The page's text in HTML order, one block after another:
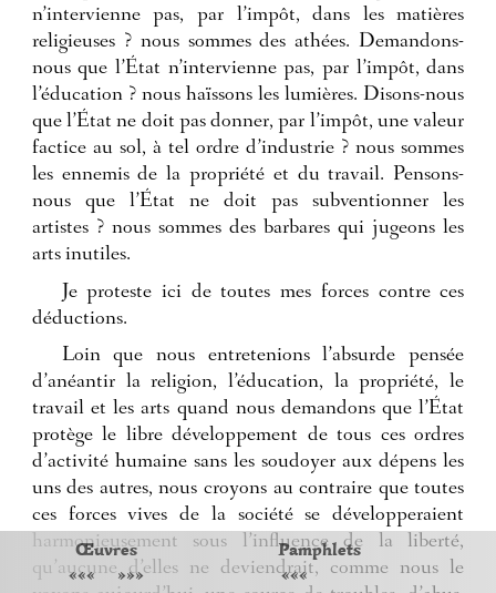
n’intervienne pas, par l’impôt, dans les matières
religieuses ? nous sommes des athées. Demandons-
nous que l’État n’intervienne pas, par l’impôt, dans
l’éducation ? nous haïssons les lumières. Disons-nous
que l’État ne doit pas donner, par l’impôt, une valeur
factice au sol, à tel ordre d’industrie ? nous sommes
les ennemis de la propriété et du travail. Pensons-
nous que l’État ne doit pas subventionner les
artistes ? nous sommes des barbares qui jugeons les
arts inutiles.
Je proteste ici de toutes mes forces contre ces
déductions.
Loin que nous entretenions l’absurde pensée
d’anéantir la religion, l’éducation, la propriété, le
travail et les arts quand nous demandons que l’État
protège le libre développement de tous ces ordres
d’activité humaine sans les soudoyer aux dépens les
uns des autres, nous croyons au contraire que toutes
ces forces vives de la société se développeraient
harmonieusement sous l’influence de la liberté,
qu’aucune d’elles ne deviendrait, comme nous le
Œuvres
«««
»»»
Pamphlets
«««